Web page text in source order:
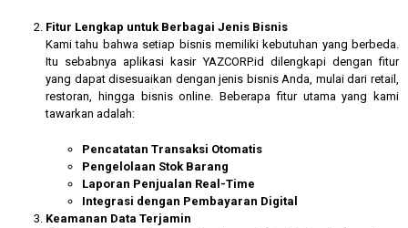
Fitur Lengkap untuk Berbagai Jenis Bisnis
Kami tahu bahwa setiap bisnis memiliki kebutuhan yang berbeda.
Itu sebabnya aplikasi kasir YAZCORP.id dilengkapi dengan fitur
yang dapat disesuaikan dengan jenis bisnis Anda, mulai dari retail,
restoran, hingga bisnis online. Beberapa fitur utama yang kami
tawarkan adalah:
Pencatatan Transaksi Otomatis
Pengelolaan Stok Barang
Laporan Penjualan Real-Time
Integrasi dengan Pembayaran Digital
Keamanan Data Terjamin